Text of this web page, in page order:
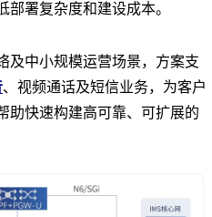
署复杂度和建设成本。
及中小规模运营场景，方案支
、视频通话及短信业务，为客户
助快速构建高可靠、可扩展的
，策略控制功能）为策略控制
并管理网络行为，向网络实